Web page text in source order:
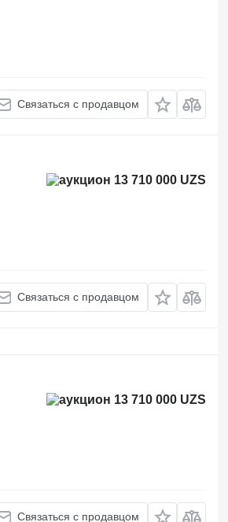
Связаться с продавцом
13 710 000 UZS
Связаться с продавцом
13 710 000 UZS
Связаться с продавцом